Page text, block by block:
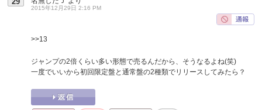
2015年12月29日 2:16 PM
>>13
ジャンプの2倍くらい多い形態で売るんだから、そうなるよね(笑)
一度でいいから初回限定盤と通常盤の2種類でリリースしてみたら？